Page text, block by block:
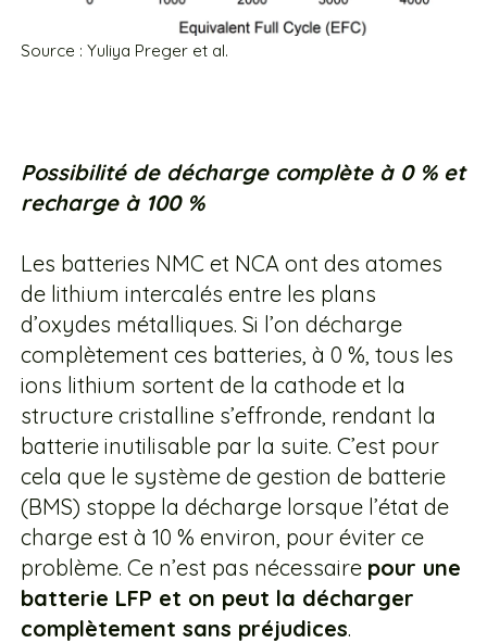
Source : Yuliya Preger et al.
Possibilité de décharge complète à 0 % et
recharge à 100 %
Les batteries NMC et NCA ont des atomes
de lithium intercalés entre les plans
d’oxydes métalliques. Si l’on décharge
complètement ces batteries, à 0 %, tous les
ions lithium sortent de la cathode et la
structure cristalline s’effronde, rendant la
batterie inutilisable par la suite. C’est pour
cela que le système de gestion de batterie
(BMS) stoppe la décharge lorsque l’état de
charge est à 10 % environ, pour éviter ce
problème. Ce n’est pas nécessaire pour une
batterie LFP et on peut la décharger
complètement sans préjudices.